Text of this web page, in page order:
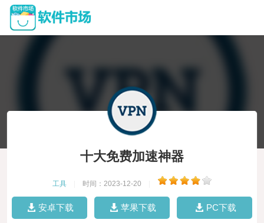
十大免费加速神器
工具 时间：2023-12-20
安卓下载 苹果下载 PC下载